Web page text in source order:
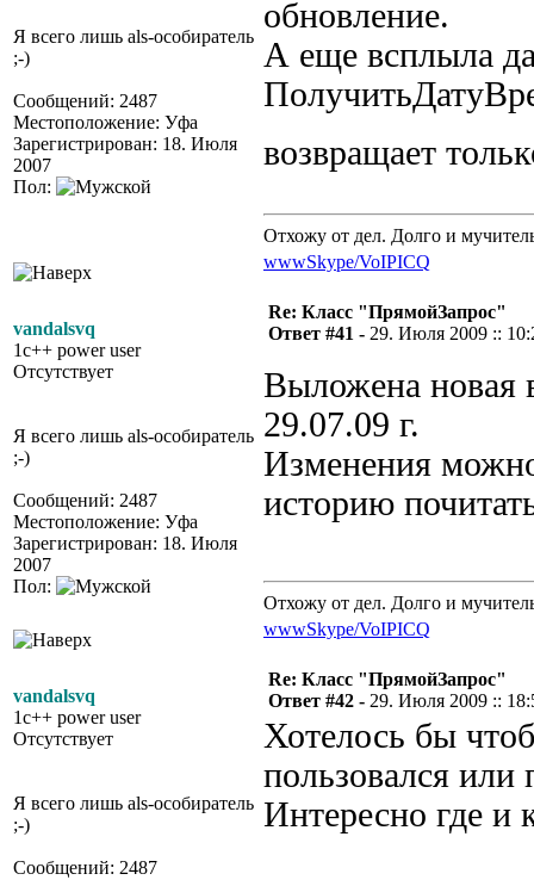
Я всего лишь als-особиратель
;-)
Сообщений: 2487
Местоположение: Уфа
Зарегистрирован: 18. Июля
2007
Пол:
обновление.
А еще всплыла
возвращает
Отхожу от дел. Долго и
wwwSkype/VoIPICQ
vandalsvq
1c++ power user
Отсутствует
Я всего лишь als-особиратель
;-)
Сообщений: 2487
Местоположение: Уфа
Зарегистрирован: 18. Июля
2007
Пол:
Re: Класс "ПрямойЗапрос"
Ответ #41 - 29. Июля 2009 ::
Выложена новая
29.07.09 г.
Изменения
историю
Отхожу от дел. Долго и
wwwSkype/VoIPICQ
vandalsvq
1c++ power user
Отсутствует
Я всего лишь als-особиратель
;-)
Сообщений: 2487
Re: Класс "ПрямойЗапрос"
Ответ #42 - 29. Июля 2009 ::
Хотелось бы
пользовался
Интересно где и